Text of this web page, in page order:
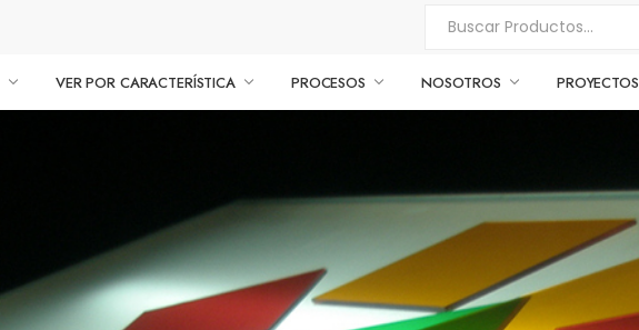
VER POR CARACTERÍSTICA PROCESOS NOSOTROS PROYECTOS